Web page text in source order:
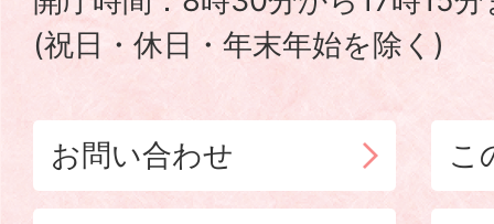
(祝日・休日・年末年始を除く)
お問い合わせ こ